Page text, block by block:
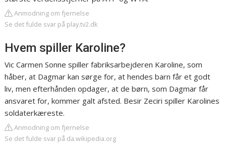
Anmodning om fjernelse
Se det fulde svar på play.tv2.dk
Hvem spiller Karoline?
Vic Carmen Sonne spiller fabriksarbejderen Karoline, som
håber, at Dagmar kan sørge for, at hendes barn får et godt
liv, men efterhånden opdager, at de børn, som Dagmar får
ansvaret for, kommer galt afsted. Besir Zeciri spiller Karolines
soldaterkæreste.
Anmodning om fjernelse
Se det fulde svar på da.wikipedia.org